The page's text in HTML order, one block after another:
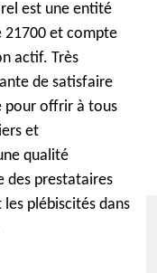
est une entité
21700 et compte
actif. Très
de satisfaire
pour offrir à tous
et
qualité
des prestataires
plébiscités dans